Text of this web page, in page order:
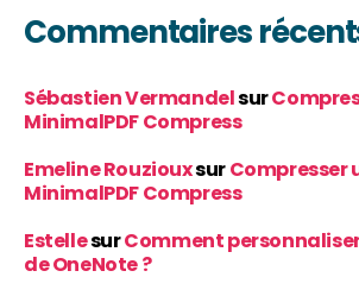
Commentaires
Sébastien Vermandelsur
MinimalPDF Compress
Emeline RouziouxsurCompresser
MinimalPDF Compress
EstellesurComment
de OneNote ?